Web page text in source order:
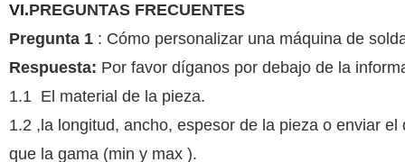
VI.PREGUNTAS FRECUENTES
Pregunta 1: Cómo personalizar una máquina de
Respuesta: Por favor díganos por debajo de la
1.1 El material de la pieza.
1.2 ,la longitud, ancho, espesor de la pieza o enviar
que la gama (min y max ).